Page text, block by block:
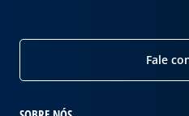
Fale